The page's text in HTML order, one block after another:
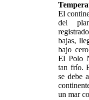
El
del
bajas,
bajo
El Polo
tan frío.
se debe
un mar